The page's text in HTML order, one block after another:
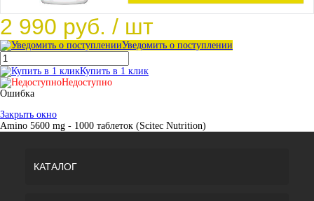
2 990 руб. / шт
Уведомить о поступлении
Купить в 1 клик
Недоступно
Ошибка
Закрыть окно
Amino 5600 mg - 1000 таблеток (Scitec Nutrition)
КАТАЛОГ